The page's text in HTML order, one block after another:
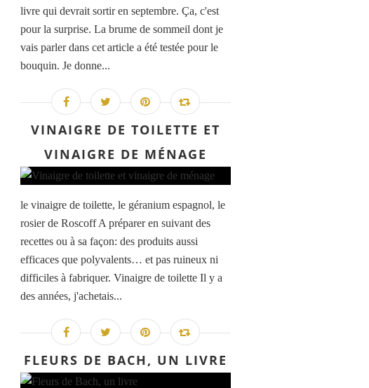
livre qui devrait sortir en septembre. Ça, c'est
pour la surprise. La brume de sommeil dont je
vais parler dans cet article a été testée pour le
bouquin. Je donne...
VINAIGRE DE TOILETTE ET
VINAIGRE DE MÉNAGE
le vinaigre de toilette, le géranium espagnol, le
rosier de Roscoff A préparer en suivant des
recettes ou à sa façon: des produits aussi
efficaces que polyvalents… et pas ruineux ni
difficiles à fabriquer. Vinaigre de toilette Il y a
des années, j'achetais...
FLEURS DE BACH, UN LIVRE